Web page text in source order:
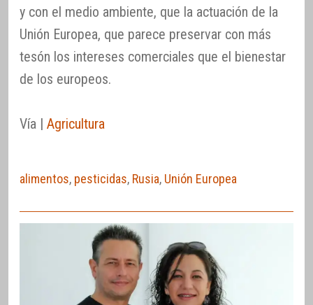
y con el medio ambiente, que la actuación de la
Unión Europea, que parece preservar con más
tesón los intereses comerciales que el bienestar
de los europeos.
Vía | Agricultura
alimentos, pesticidas, Rusia, Unión Europea